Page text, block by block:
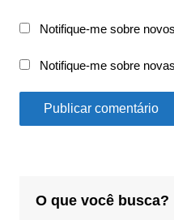
Notifique-me sobre
Notifique-me sobre
O que você busca?